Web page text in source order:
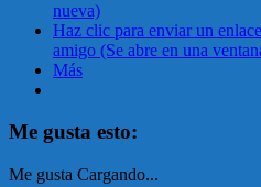
nueva)
Haz clic para enviar un
amigo (Se abre en una
Más
Me gusta esto:
Me gusta Cargando...